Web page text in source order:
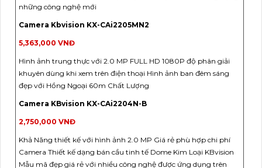
những công nghệ mới
Camera Kbvision KX-CAi2205MN2
5,363,000 VNĐ
Hình ảnh trung thực với 2.0 MP FULL HD 1080P độ phân giải
khuyên dùng khi xem trên điện thoại Hình ảnh ban đêm sáng
đẹp với Hồng Ngoại 60m Chất Lượng
Camera KBvision KX-CAi2204N-B
2,750,000 VNĐ
Khả Năng thiết kế với hình ảnh 2.0 MP Giá rẻ phù hợp chi phí
Camera Thiết kế dạng bán cầu tinh tế Dome Kim Loại KBvision
Mẫu mã đẹp giá rẻ với nhiều công nghệ được ứng dụng trên